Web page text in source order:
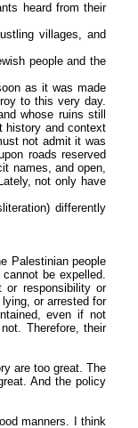
heard from their
villages, and
people and the
as it was made
to this very day.
whose ruins still
history and context
not admit it was
roads reserved
names, and open,
not only have
differently
Palestinian people
be expelled.
responsibility or
or arrested for
even if not
Therefore, their
are too great. The
And the policy
manners. I think